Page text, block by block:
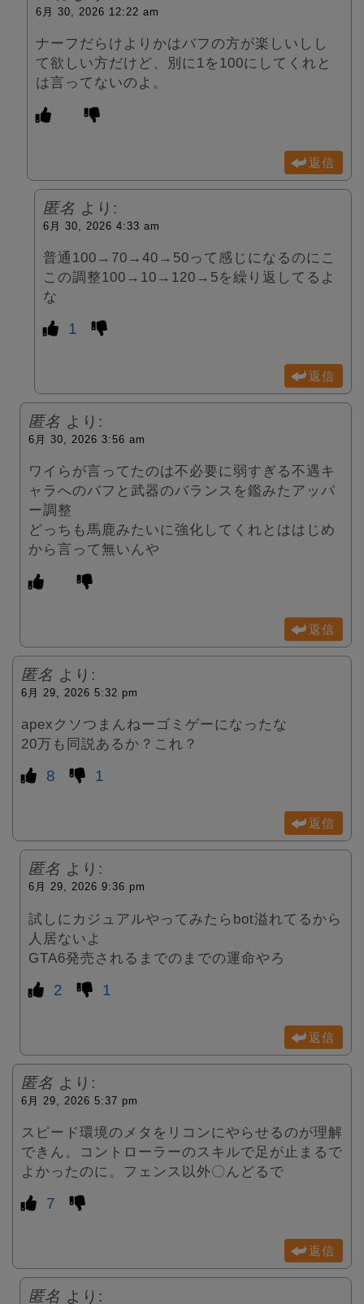
6月 30, 2026 12:22 am
ナーフだらけよりかはバフの方が楽しいしし
て欲しい方だけど、別に1を100にしてくれと
は言ってないのよ。
返信
匿名 より:
6月 30, 2026 4:33 am
普通100→70→40→50って感じになるのにこ
この調整100→10→120→5を繰り返してるよ
な
1
返信
匿名 より:
6月 30, 2026 3:56 am
ワイらが言ってたのは不必要に弱すぎる不遇キ
ャラへのバフと武器のバランスを鑑みたアッパ
ー調整
どっちも馬鹿みたいに強化してくれとははじめ
から言って無いんや
返信
匿名 より:
6月 29, 2026 5:32 pm
apexクソつまんねーゴミゲーになったな
20万も同説あるか？これ？
8 1
返信
匿名 より:
6月 29, 2026 9:36 pm
試しにカジュアルやってみたらbot溢れてるから
人居ないよ
GTA6発売されるまでのまでの運命やろ
2 1
返信
匿名 より:
6月 29, 2026 5:37 pm
スピード環境のメタをリコンにやらせるのが理解
できん。コントローラーのスキルで足が止まるで
よかったのに。フェンス以外〇んどるで
7
返信
匿名 より: